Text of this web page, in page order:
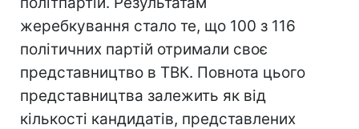
жеребкування стало те, що 100 з 116
політичних партій отримали своє
представництво в ТВК. Повнота цього
представництва залежить як від
кількості кандидатів, представлених